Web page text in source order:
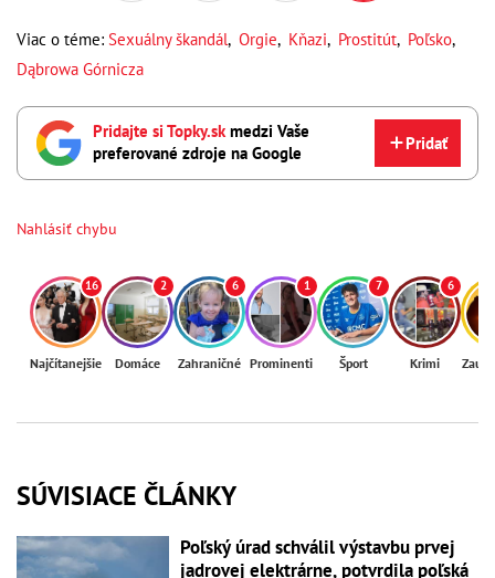
Viac o téme: Sexuálny škandál, Orgie, Kňazi, Prostitút, Poľsko,
Dąbrowa Górnicza
Pridajte si Topky.skmedzi Vaše
preferované zdroje na Google
Pridať
Nahlásiť chybu
16
Najčítanejšie
2
Domáce
6
Zahraničné
1
Prominenti
7
Šport
6
Krimi
SÚVISIACE ČLÁNKY
Poľský úrad schválil výstavbu prvej
jadrovej elektrárne, potvrdila poľská